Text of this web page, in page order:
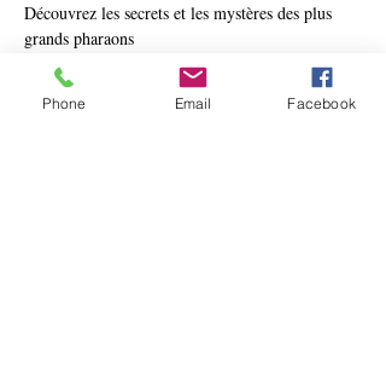
Découvrez les secrets et les mystères des plus
grands pharaons
de l’Égypte antique  ! De tous les rois qui
montèrent sur le trône d’Égypte, quelques noms
résonnent à nul autre pareil, énigmatiques et
Phone Email Facebook